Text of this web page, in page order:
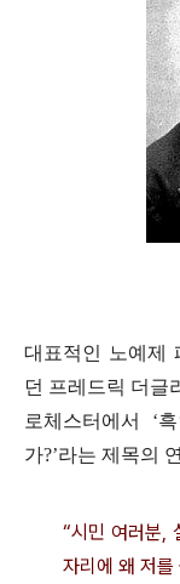
대표적인 노예제
던 프레드릭 더글
로체스터에서 ‘
가?’라는 제목의
“시민 여러분,
자리에 왜 저